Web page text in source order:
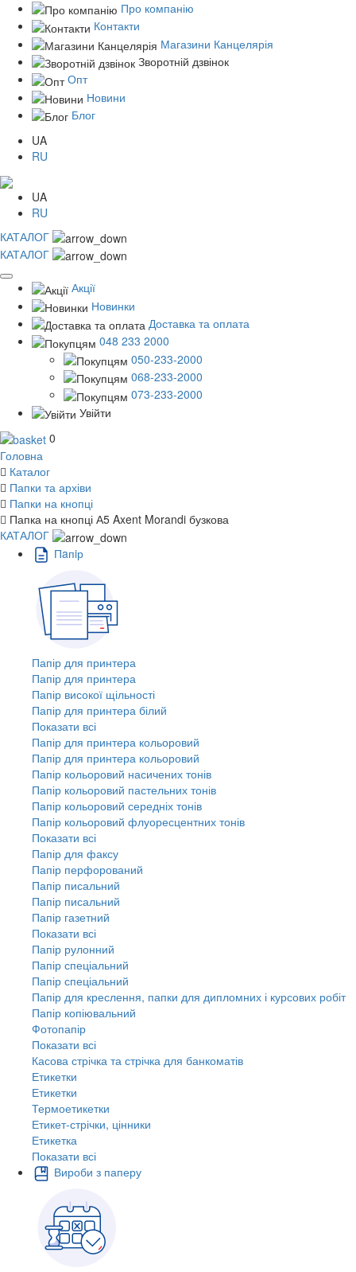
Про компанію
Контакти
Магазини Канцелярія
Зворотній дзвінок
Опт
Новини
Блог
UA
RU
UA
RU
КАТАЛОГ
КАТАЛОГ
Акції
Новинки
Доставка та оплата
048 233 2000
050-233-2000
068-233-2000
073-233-2000
Увійти
0
Головна
Каталог
Папки та архіви
Папки на кнопці
Папка на кнопці А5 Axent Morandi бузкова
КАТАЛОГ
Пaпiр
Папір для принтера
Папір для принтера
Папір високої щільності
Папір для принтера білий
Показати всі
Папір для принтера кольоровий
Папір для принтера кольоровий
Папір кольоровий насичених тонів
Папір кольоровий пастельних тонів
Папір кольоровий середніх тонів
Папір кольоровий флуоресцентних тонів
Показати всі
Папір для факсу
Папір перфорований
Папір писальний
Папір писальний
Папір газетний
Показати всі
Папір рулонний
Папір спеціальний
Папір спеціальний
Папір для креслення, папки для дипломних і курсових робіт
Папір копіювальний
Фотопапір
Показати всі
Касова стрічка та стрічка для банкоматів
Етикетки
Етикетки
Термоетикетки
Етикет-стрічки, цінники
Етикетка
Показати всі
Вироби з паперу